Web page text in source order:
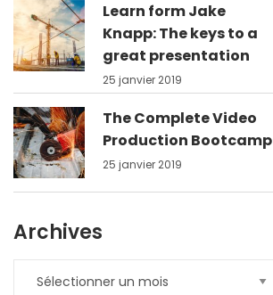
Learn form Jake
Knapp: The keys to a
great presentation
25 janvier 2019
The Complete Video
Production Bootcamp
25 janvier 2019
Archives